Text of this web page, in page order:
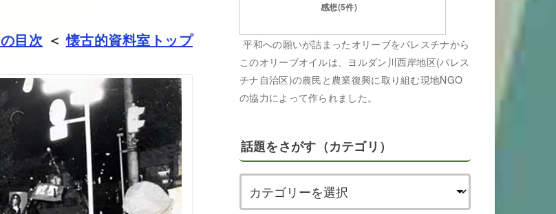
目次 ＜懐古的資料室トップ
感想(5件)
平和への願いが詰まったオリーブをパレスチナから
このオリーブオイルは、ヨルダン川西岸地区(パレス
チナ自治区)の農民と農業復興に取り組む現地NGO
の協力によって作られました。
話題をさがす（カテゴリ）